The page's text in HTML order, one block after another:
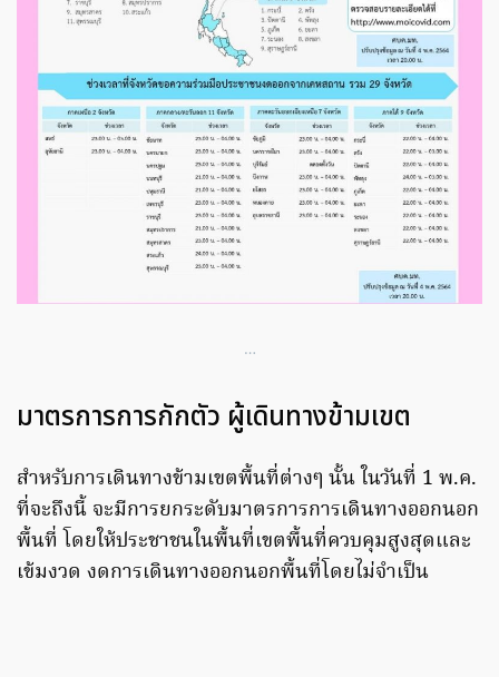
…
มาตรการการกักตัว ผู้เดินทางข้ามเขต
สำหรับการเดินทางข้ามเขตพื้นที่ต่างๆ นั้น ในวันที่ 1 พ.ค.
ที่จะถึงนี้ จะมีการยกระดับมาตรการการเดินทางออกนอก
พื้นที่ โดยให้ประชาชนในพื้นที่เขตพื้นที่ควบคุมสูงสุดและ
เข้มงวด งดการเดินทางออกนอกพื้นที่โดยไม่จำเป็น